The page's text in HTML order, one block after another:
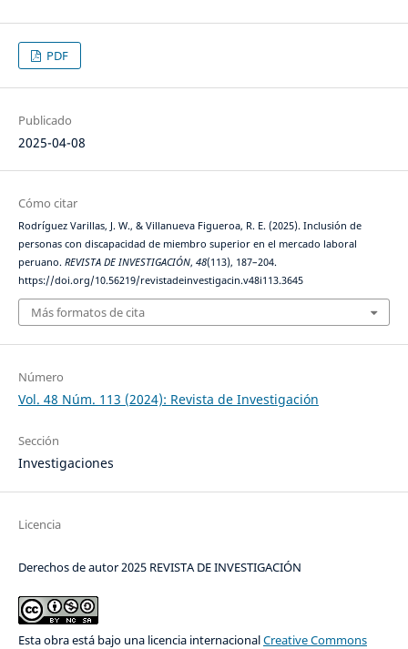
PDF
Publicado
2025-04-08
Cómo citar
Rodríguez Varillas, J. W., & Villanueva Figueroa, R. E. (2025). Inclusión de
personas con discapacidad de miembro superior en el mercado laboral
peruano. REVISTA DE INVESTIGACIÓN, 48(113), 187–204.
https://doi.org/10.56219/revistadeinvestigacin.v48i113.3645
Más formatos de cita
Número
Vol. 48 Núm. 113 (2024): Revista de Investigación
Sección
Investigaciones
Licencia
Derechos de autor 2025 REVISTA DE INVESTIGACIÓN
Esta obra está bajo una licencia internacionalCreative Commons